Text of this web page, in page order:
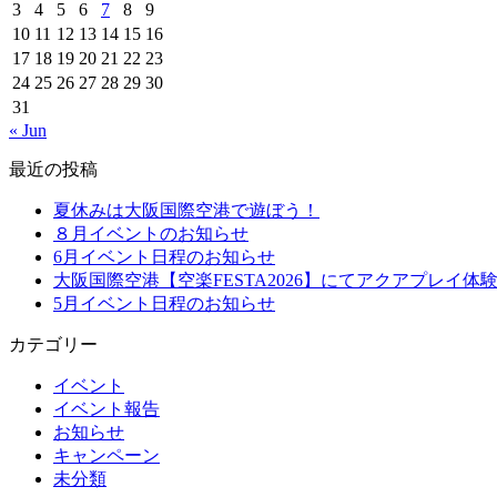
3
4 5 6 7 8
9
10 11 12 13 14 15 16
17 18 19 20 21 22 23
24 25 26 27 28 29 30
31
« Jun
最近の投稿
夏休みは大阪国際空港で遊ぼう！
８月イベントのお知らせ
6月イベント日程のお知らせ
大阪国際空港【空楽FESTA2026】にてアクアプレイ体験
5月イベント日程のお知らせ
カテゴリー
イベント
イベント報告
お知らせ
キャンペーン
未分類